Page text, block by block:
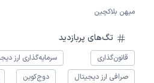
میهن بلاکچین
تگ‌های پربازدید
قانون‌گذاری سرمایه‌گذاری ارز
صرافی ارز دیجیتال
دوج‌کوین